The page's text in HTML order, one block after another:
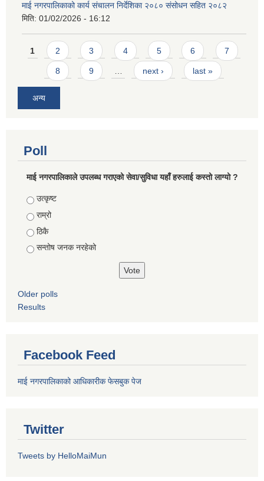
माई नगरपालिकाको कार्य संचालन निर्देशिका २०८० संसोधन सहित २०८२
मिति: 01/02/2026 - 16:12
Pages
1 2 3 4 5 6 7
8 9 next › last »
अन्य
Poll
माई नगरपालिकाले उपलब्ध गराएको सेवा/सुविधा यहाँ हरुलाई कस्तो लाग्यो ?
Choices
उत्कृष्ट
राम्रो
ठिकै
सन्तोष जनक नरहेको
Older polls
Results
Facebook Feed
माई नगरपालिकाको आधिकारीक फेसबुक पेज
Twitter
Tweets by HelloMaiMun